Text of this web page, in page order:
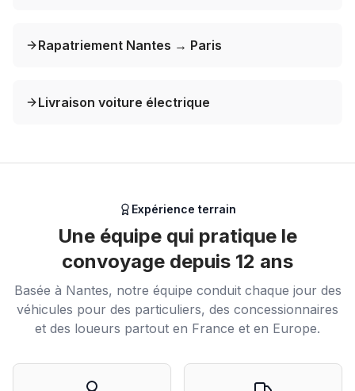
Rapatriement Nantes → Paris
Livraison voiture électrique
Expérience terrain
Une équipe qui pratique le
convoyage depuis 12 ans
Basée à Nantes, notre équipe conduit chaque jour des
véhicules pour des particuliers, des concessionnaires
et des loueurs partout en France et en Europe.